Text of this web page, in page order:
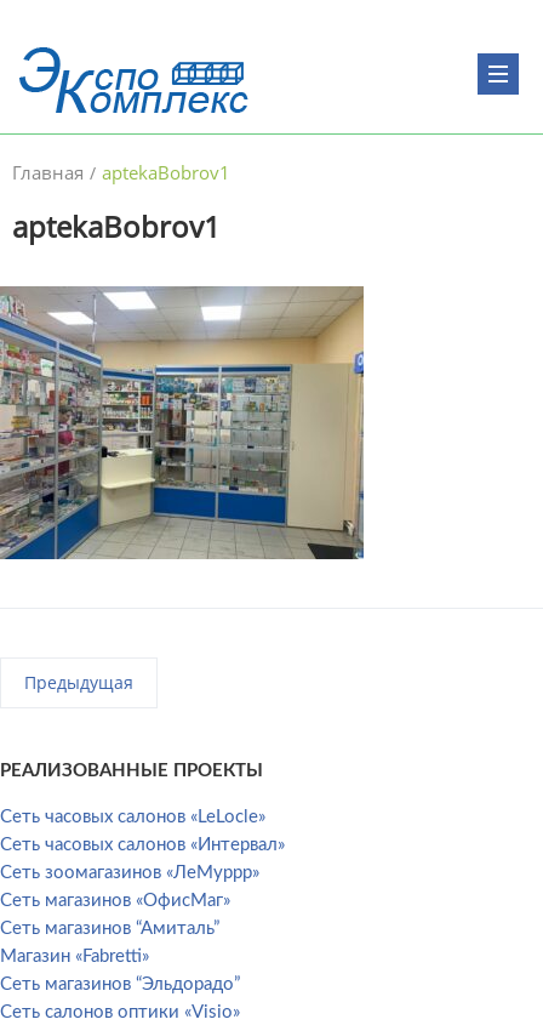
Главная / aptekaBobrov1
aptekaBobrov1
Предыдущая
РЕАЛИЗОВАННЫЕ ПРОЕКТЫ
Сеть часовых салонов «LeLocle»
Сеть часовых салонов «Интервал»
Сеть зоомагазинов «ЛеМуррр»
Сеть магазинов «ОфисМаг»
Сеть магазинов “Амиталь”
Магазин «Fabretti»
Сеть магазинов “Эльдорадо”
Сеть салонов оптики «Visio»